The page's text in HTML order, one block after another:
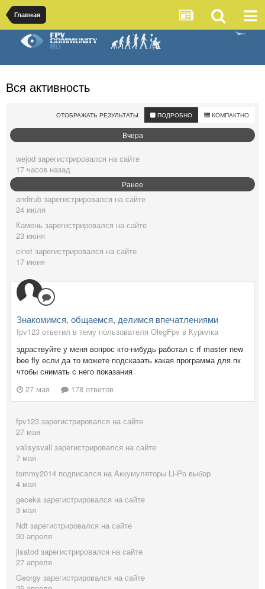
Главная
Вся активность
КОМПАКТНО
ПОДРОБНО
ОТОБРАЖАТЬ РЕЗУЛЬТАТЫ
Вчера
wejod зарегистрировался на сайте
17 часов назад
Ранее
andrrub зарегистрировался на сайте
24 июля
Камень зарегистрировался на сайте
23 июня
cinet зарегистрировался на сайте
17 июня
Знакомимся, общаемся, делимся впечатлениями
fpv123 ответил в тему пользователя OlegFpv в Курилка
здраствуйте у меня вопрос кто-нибудь работал с rf master new
bee fly если да то можете подсказать какая программа для пк
чтобы снимать с него показания
27 мая
178 ответов
fpv123 зарегистрировался на сайте
27 мая
vallsysvall зарегистрировался на сайте
7 мая
tommy2014 подписался на Аккумуляторы Li-Po выбор
4 мая
geceka зарегистрировался на сайте
3 мая
Ndt зарегистрировался на сайте
30 апреля
jisatod зарегистрировался на сайте
27 апреля
Georgy зарегистрировался на сайте